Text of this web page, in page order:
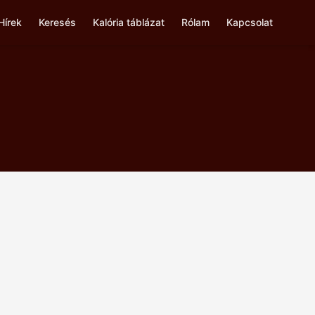
Keresés Kalória táblázat Rólam Kapcsolat